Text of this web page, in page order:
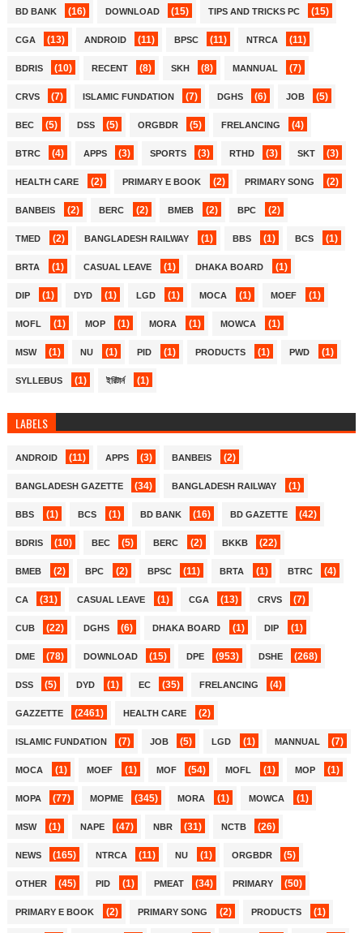
BD BANK (16) DOWNLOAD (15) TIPS AND TRICKS PC (15)
CGA (13) ANDROID (11) BPSC (11) NTRCA (11)
BDRIS (10) RECENT (8) SKH (8) MANNUAL (7)
CRVS (7) ISLAMIC FUNDATION (7) DGHS (6) JOB (5)
BEC (5) DSS (5) ORGBDR (5) FRELANCING (4)
BTRC (4) APPS (3) SPORTS (3) RTHD (3) SKT (3)
HEALTH CARE (2) PRIMARY E BOOK (2) PRIMARY SONG (2)
BANBEIS (2) BERC (2) BMEB (2) BPC (2)
TMED (2) BANGLADESH RAILWAY (1) BBS (1) BCS (1)
BRTA (1) CASUAL LEAVE (1) DHAKA BOARD (1)
DIP (1) DYD (1) LGD (1) MOCA (1) MOEF (1)
MOFL (1) MOP (1) MORA (1) MOWCA (1)
MSW (1) NU (1) PID (1) PRODUCTS (1) PWD (1)
SYLLEBUS (1) ইরিটার্ন (1)
LABELS
ANDROID (11) APPS (3) BANBEIS (2)
BANGLADESH GAZETTE (34) BANGLADESH RAILWAY (1)
BBS (1) BCS (1) BD BANK (16) BD GAZETTE (42)
BDRIS (10) BEC (5) BERC (2) BKKB (22)
BMEB (2) BPC (2) BPSC (11) BRTA (1) BTRC (4)
CA (31) CASUAL LEAVE (1) CGA (13) CRVS (7)
CUB (22) DGHS (6) DHAKA BOARD (1) DIP (1)
DME (78) DOWNLOAD (15) DPE (953) DSHE (268)
DSS (5) DYD (1) EC (35) FRELANCING (4)
GAZZETTE (2461) HEALTH CARE (2)
ISLAMIC FUNDATION (7) JOB (5) LGD (1) MANNUAL (7)
MOCA (1) MOEF (1) MOF (54) MOFL (1) MOP (1)
MOPA (77) MOPME (345) MORA (1) MOWCA (1)
MSW (1) NAPE (47) NBR (31) NCTB (26)
NEWS (165) NTRCA (11) NU (1) ORGBDR (5)
OTHER (45) PID (1) PMEAT (34) PRIMARY (50)
PRIMARY E BOOK (2) PRIMARY SONG (2) PRODUCTS (1)